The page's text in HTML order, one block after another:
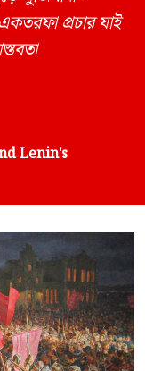
একতরফা প্রচার যাই
Lenin's